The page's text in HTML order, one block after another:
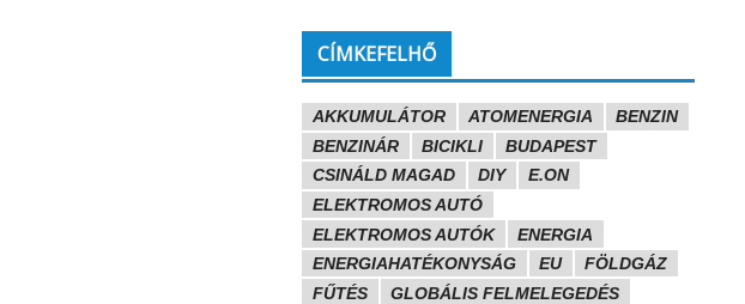
CÍMKEFELHŐ
AKKUMULÁTOR ATOMENERGIA
BENZIN
BENZINÁR
BICIKLI
BUDAPEST
CSINÁLD MAGAD
DIY
E.ON
ELEKTROMOS AUTÓ
ELEKTROMOS AUTÓK
ENERGIA
ENERGIAHATÉKONYSÁG
EU
FÖLDGÁZ
FŰTÉS
GLOBÁLIS FELMELEGEDÉS